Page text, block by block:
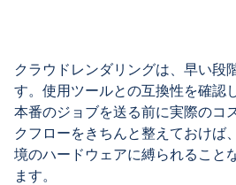
クラウドレンダリングは、早い段
す。使用ツールとの互換性を確認
本番のジョブを送る前に実際のコ
クフローをきちんと整えておけば
境のハードウェアに縛られること
ます。